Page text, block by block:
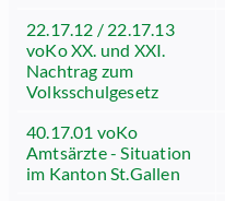
22.17.12 / 22.17.13
voKo XX. und XXI.
Nachtrag zum
Volksschulgesetz
40.17.01 voKo
Amtsärzte - Situation
im Kanton St.Gallen